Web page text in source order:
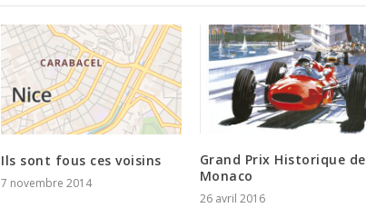
Ils sont fous ces voisins
7 novembre 2014
Grand Prix Historique de
Monaco
26 avril 2016